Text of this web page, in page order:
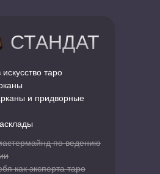
таро
и придворные
СТАНДАТ
по ведению
как эксперта таро